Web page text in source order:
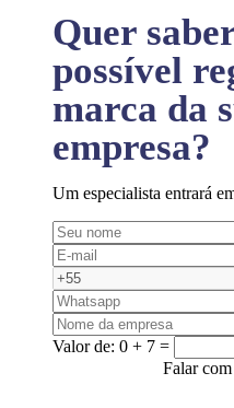
Quer
possível
marca da
empresa?
Um especialista entrará
Valor de: 0 + 7 =
Falar